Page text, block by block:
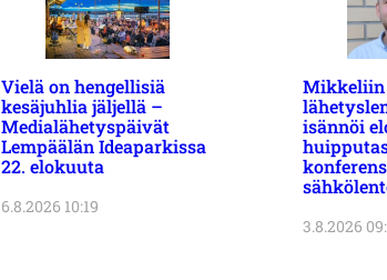
Vielä on hengellisiä
kesäjuhlia jäljellä –
Medialähetyspäivät
Lempäälän Ideaparkissa
22. elokuuta
6.8.2026 10:19
isännöi
3.8.2026